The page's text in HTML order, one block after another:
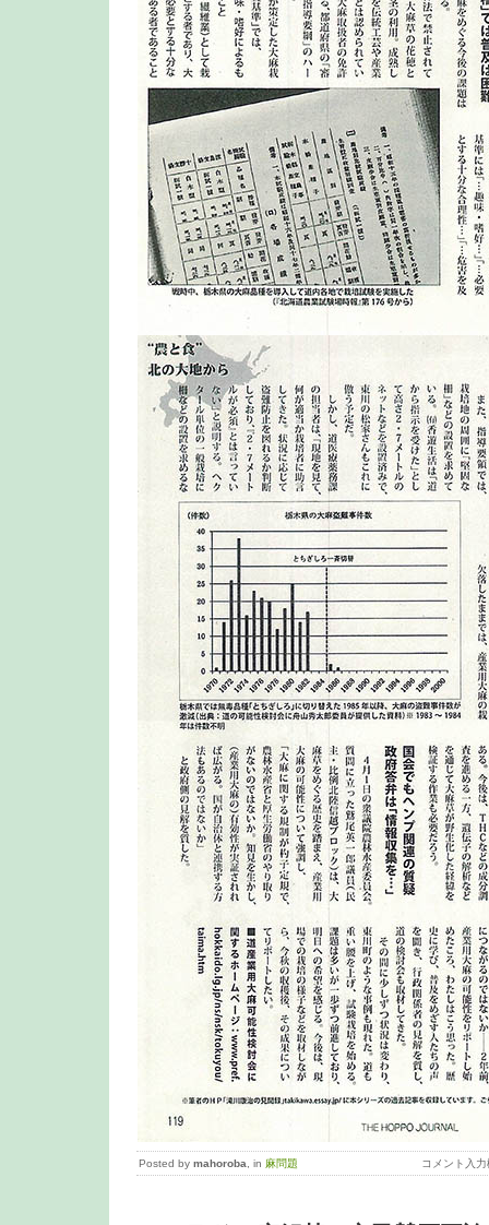
Posted by mahoroba , in 麻問題 コメント入力